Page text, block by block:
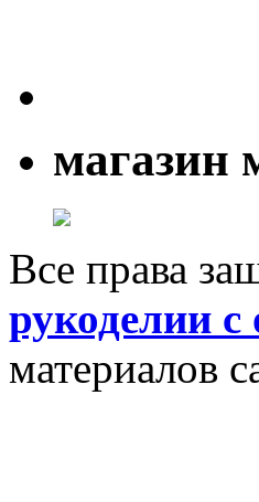
магазин
Все права
рукоделии
материалов